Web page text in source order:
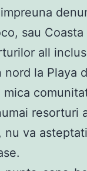
sau
all
nord la Playa
mica
resorturi
nu va